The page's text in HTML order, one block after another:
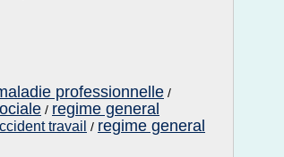
professionnelle /
/ regime general
travail / regime general